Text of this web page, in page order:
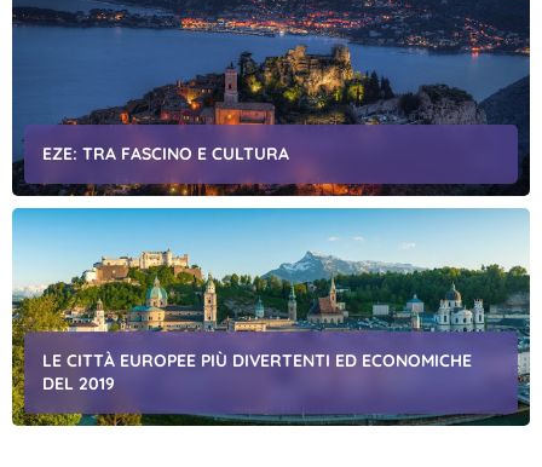
EZE: TRA FASCINO E CULTURA
LE CITTÀ EUROPEE PIÙ DIVERTENTI ED ECONOMICHE
DEL 2019